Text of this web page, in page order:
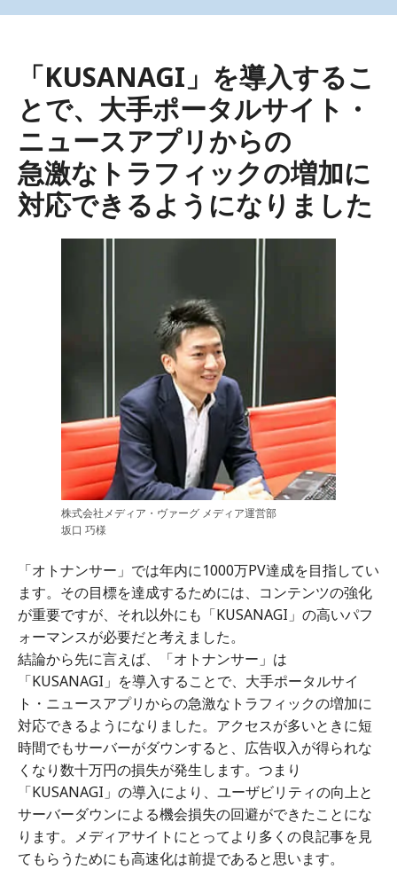
「KUSANAGI」を導入するこ
とで、大手ポータルサイト・
ニュースアプリからの
急激なトラフィックの増加に
対応できるようになりました
株式会社メディア・ヴァーグ メディア運営部
坂口 巧様
「オトナンサー」では年内に1000万PV達成を目指してい
ます。その目標を達成するためには、コンテンツの強化
が重要ですが、それ以外にも「KUSANAGI」の高いパフ
ォーマンスが必要だと考えました。
結論から先に言えば、「オトナンサー」は
「KUSANAGI」を導入することで、大手ポータルサイ
ト・ニュースアプリからの急激なトラフィックの増加に
対応できるようになりました。アクセスが多いときに短
時間でもサーバーがダウンすると、広告収入が得られな
くなり数十万円の損失が発生します。つまり
「KUSANAGI」の導入により、ユーザビリティの向上と
サーバーダウンによる機会損失の回避ができたことにな
ります。メディアサイトにとってより多くの良記事を見
てもらうためにも高速化は前提であると思います。